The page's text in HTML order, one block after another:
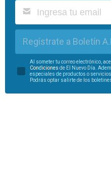
Regístrate a Boletín
Al someter tu correo electrónico,
Condiciones de El Nuevo Día.
especiales de productos o
Podrás optar salirte de los